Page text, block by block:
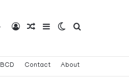
Log InRandom Article
SidebarSwitch skin
Search for
Contact About